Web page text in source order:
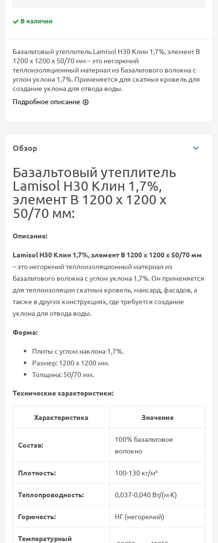
В наличии
Базальтовый утеплитель Lamisol Н30 Клин 1,7%, элемент B
1200 х 1200 х 50/70 мм – это негорючий
теплоизоляционный материал из базальтового волокна с
углом уклона 1,7%. Применяется для скатных кровель для
создание уклона для отвода воды.
Подробное описание
Обзор
Базальтовый утеплитель
Lamisol Н30 Клин 1,7%,
элемент B 1200 х 1200 х
50/70 мм:
Описание:
Lamisol Н30 Клин 1,7%, элемент B 1200 х 1200 х 50/70 мм
– это негорючий теплоизоляционный материал из
базальтового волокна с углом уклона 1,7%. Он применяется
для теплоизоляции скатных кровель, мансард, фасадов, а
также в других конструкциях, где требуется создание
уклона для отвода воды.
Форма:
Плиты с углом наклона 1,7%.
Размер: 1200 х 1200 мм.
Толщина: 50/70 мм.
Технические характеристики:
Характеристика Значение
Состав:
100% базальтовое
волокно
Плотность: 100-130 кг/м³
Теплопроводность: 0,037-0,040 Вт/(м·К)
Горючесть: НГ (негорючий)
Температурный